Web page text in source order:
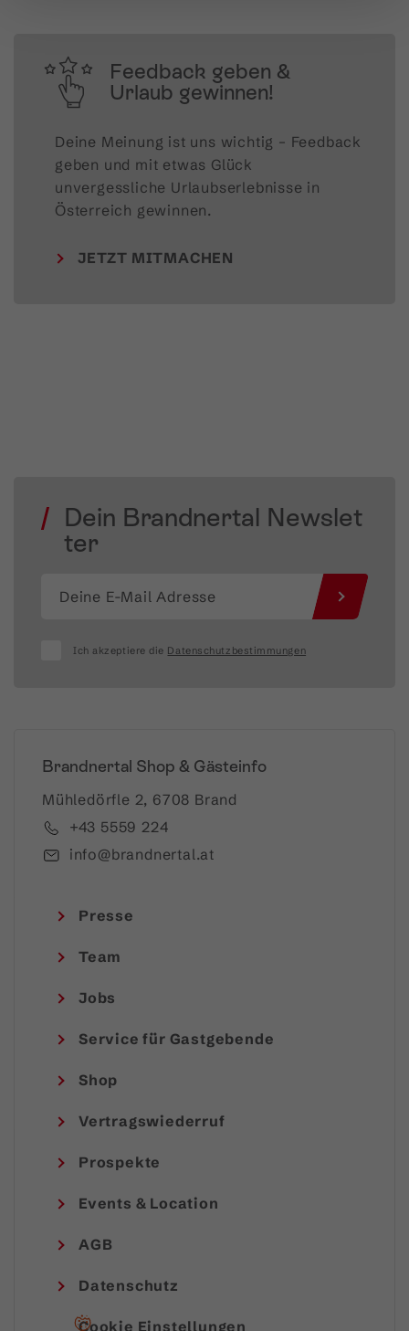
Feedback geben &
Urlaub gewinnen!
Deine Meinung ist uns wichtig – Feedback
geben und mit etwas Glück
unvergessliche Urlaubserlebnisse in
Österreich gewinnen.
JETZT MITMACHEN
Dein Brandnertal Newslet
ter
Ich akzeptiere die Datenschutzbestimmungen
Brandnertal Shop & Gästeinfo
Mühledörfle 2, 6708 Brand
+43 5559 224
info@brandnertal.at
Presse
Team
Jobs
Service für Gastgebende
Shop
Vertragswiederruf
Prospekte
Events & Location
AGB
Datenschutz
Cookie Einstellungen